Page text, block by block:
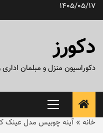
پرش1405/05/17
دکورز
دکوراسیون منزل و مبلمان
منوی
اصلی
خانه » آینه چوبیس مدل عینک کد